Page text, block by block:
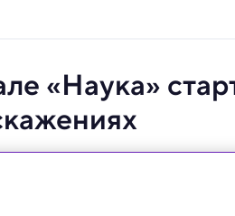
«Наука»
цикл об особенностях
памяти и ее свойствам.